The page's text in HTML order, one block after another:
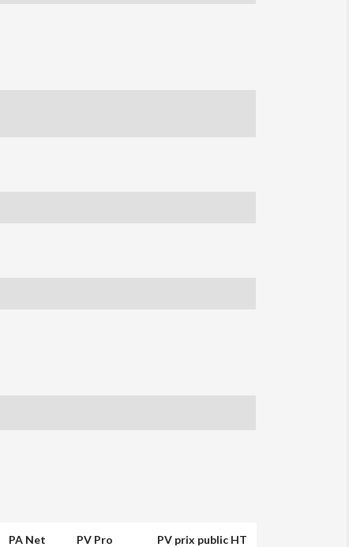
PA Net PV Pro PV prix public HT